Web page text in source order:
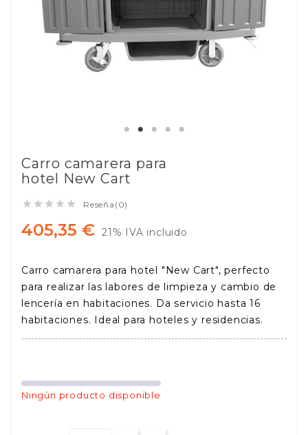
Carro camarera para
hotel New Cart
     Reseña(0)
405,35 € 21% IVA incluido
Carro camarera para hotel "New Cart", perfecto
para realizar las labores de limpieza y cambio de
lencería en habitaciones. Da servicio hasta 16
habitaciones. Ideal para hoteles y residencias.
Ningún producto disponible